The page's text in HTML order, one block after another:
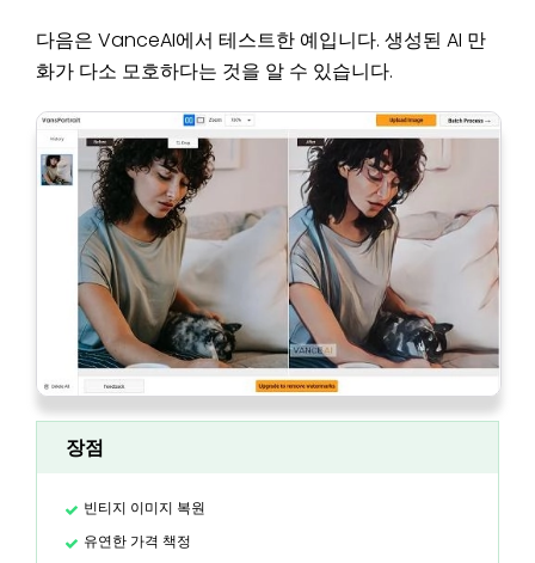
다음은 VanceAI에서 테스트한 예입니다. 생성된 AI 만
화가 다소 모호하다는 것을 알 수 있습니다.
장점
빈티지 이미지 복원
유연한 가격 책정